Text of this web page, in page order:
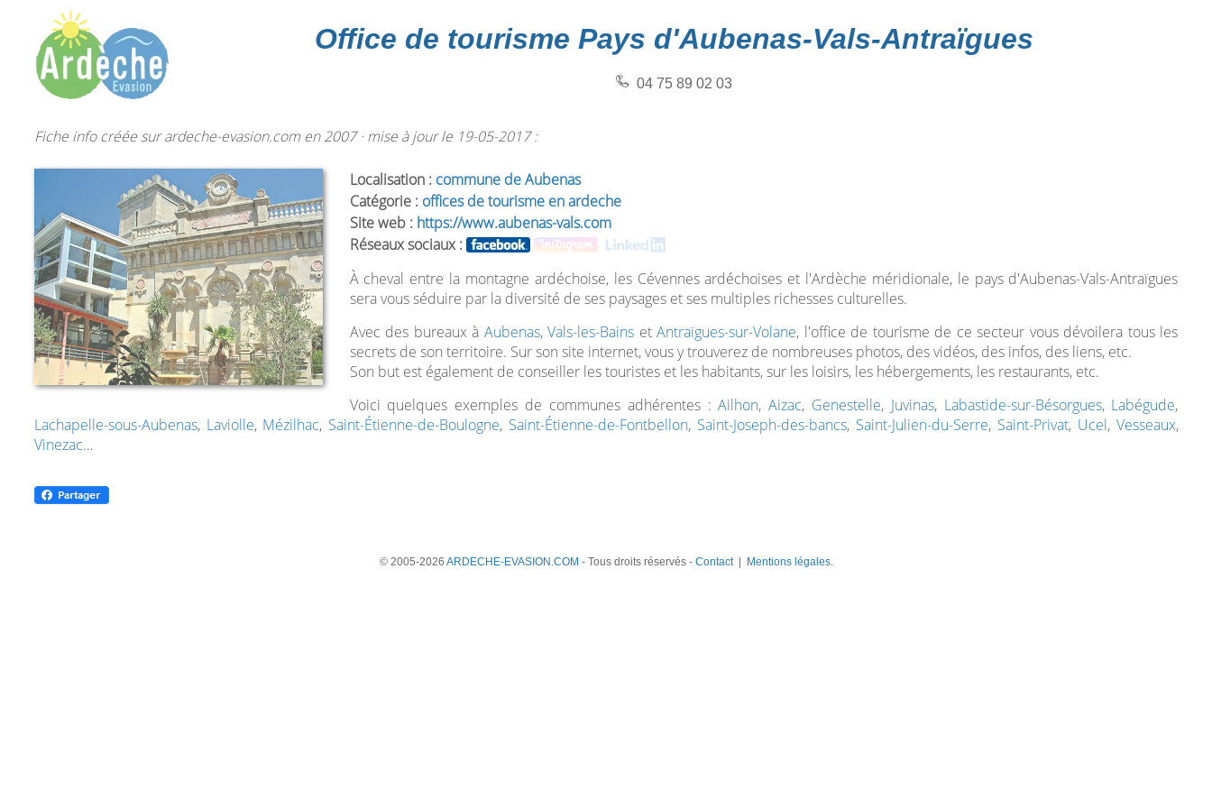
Office de tourisme Pays d'Aubenas-Vals-Antraïgues
04 75 89 02 03
Fiche info créée sur ardeche-evasion.com en 2007 · mise à jour le 19-05-2017 :
Localisation : commune de Aubenas
Catégorie : offices de tourisme en ardeche
Site web : https://www.aubenas-vals.com
Réseaux sociaux :
À cheval entre la montagne ardéchoise, les Cévennes ardéchoises et l'Ardèche méridionale, le pays d'Aubenas-Vals-Antraïgues
sera vous séduire par la diversité de ses paysages et ses multiples richesses culturelles.
Avec des bureaux à Aubenas,Vals-les-Bains etAntraïgues-sur-Volane, l'office de tourisme de ce secteur vous dévoilera tous les
secrets de son territoire. Sur son site internet, vous y trouverez de nombreuses photos, des vidéos, des infos, des liens, etc.
Son but est également de conseiller les touristes et les habitants, sur les loisirs, les hébergements, les restaurants, etc.
Voici quelques exemples de communes adhérentes :Ailhon,Aizac, Genestelle, Juvinas, Labastide-sur-Bésorgues, Labégude,
Lachapelle-sous-Aubenas, Laviolle, Mézilhac, Saint-Étienne-de-Boulogne, Saint-Étienne-de-Fontbellon, Saint-Joseph-des-bancs, Saint-Julien-du-Serre, Saint-Privat, Ucel, Vesseaux,
Vinezac…
© 2005-2026 ARDECHE-EVASION.COM - Tous droits réservés - Contact| Mentions légales.